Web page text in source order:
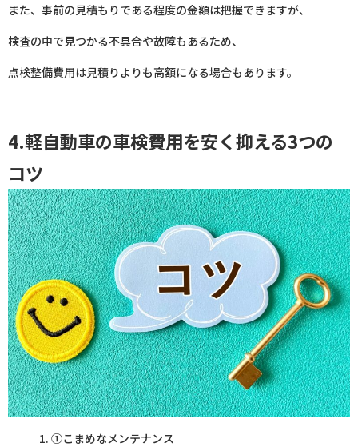
また、事前の見積もりである程度の金額は把握できますが、
検査の中で見つかる不具合や故障もあるため、
点検整備費用は見積りよりも高額になる場合もあります。
4.軽自動車の車検費用を安く抑える3つの
コツ
①こまめなメンテナンス